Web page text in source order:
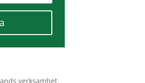
verksamhet.